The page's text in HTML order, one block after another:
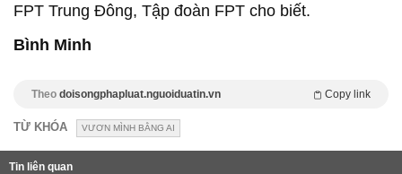
FPT Trung Đông, Tập đoàn FPT cho biết.
Bình Minh
Theo doisongphapluat.nguoiduatin.vn Copy link
TỪ KHÓA VƯƠN MÌNH BẰNG AI
Tin liên quan